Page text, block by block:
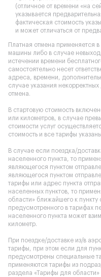
(отличное от времени «на
указывается
фактическая стоимость
и может отличаться от
Платная отмена применяется
машины либо в случае
истечении времени
самостоятельно несет
адреса, времени,
случае указания
отмена.
В стартовую стоимость
или километров, в случае
стоимости услуг
стоимость и все тарифы
В случае если поездка/
населенного пункта, то
являющегося пунктом
являющегося пунктом
тарифы или адрес пункта
населенных пунктов, то
области» ближайшего к пункту
предусмотренного в тарифах
населенного пункта может
километр.
При поездке/доставке из/в
тарифы, при этом если для
предусмотрены специальные
применяются тарифы из
раздела «Тарифы для